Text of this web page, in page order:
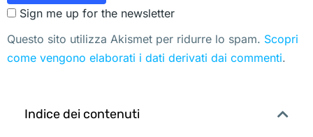
Sign me up for the newsletter
Questo sito utilizza Akismet per ridurre lo spam. Scopri
come vengono elaborati i dati derivati dai commenti.
Indice dei contenuti